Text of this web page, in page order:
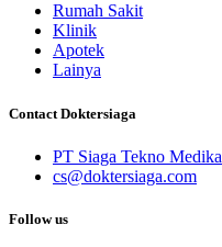
Rumah Sakit
Klinik
Apotek
Lainya
Contact Doktersiaga
PT Siaga Tekno Medika
cs@doktersiaga.com
Follow us